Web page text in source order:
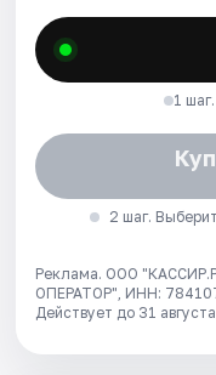
1
2 шаг.
Реклама. ООО
ОПЕРАТОР", ИНН:
Действует до 31